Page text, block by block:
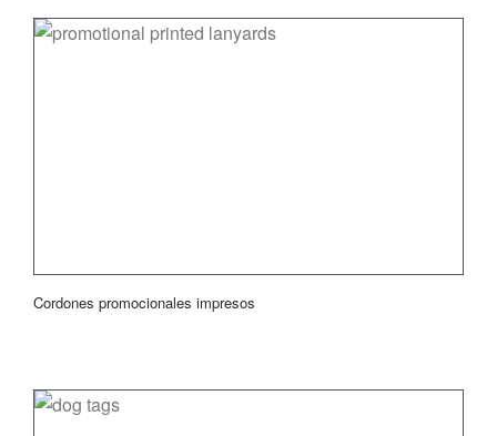
Cordones promocionales impresos